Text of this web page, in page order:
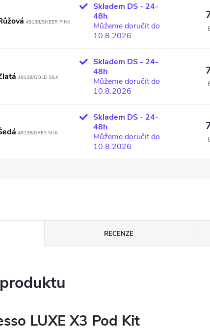
48138/SHEER PINK
Skladem DS - 24-
48h
Můžeme doručit do
10.8.2026
48138/GOLD SILK
Skladem DS - 24-
48h
Můžeme doručit do
10.8.2026
48138/GREY SILK
Skladem DS - 24-
48h
Můžeme doručit do
10.8.2026
RECENZE
LUXE X3 Pod Kit